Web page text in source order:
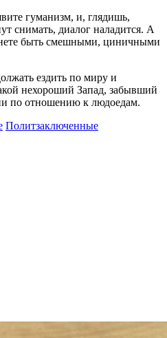
гуманизм, и, глядишь,
снимать, диалог наладится. А
быть смешными, циничными
ездить по миру и
нехороший Запад, забывший
по отношению к людоедам.
Политзаключенные